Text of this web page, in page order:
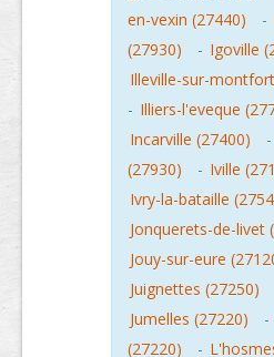
en-vexin (27440)
-
(27930)
- Igoville
Illeville-sur-
- Illiers-l'eveque
Incarville (27400)
-
(27930)
- Iville
Ivry-la-bataille
Jonquerets-de-livet
Jouy-sur-eure
Juignettes (27250)
Jumelles (27220)
-
(27220)
-